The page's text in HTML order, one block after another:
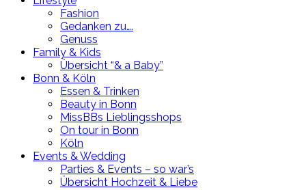
Fashion
Gedanken zu….
Genuss
Family & Kids
Übersicht “& a Baby”
Bonn & Köln
Essen & Trinken
Beauty in Bonn
MissBBs Lieblingsshops
On tour in Bonn
Köln
Events & Wedding
Parties & Events – so war’s
Übersicht Hochzeit & Liebe